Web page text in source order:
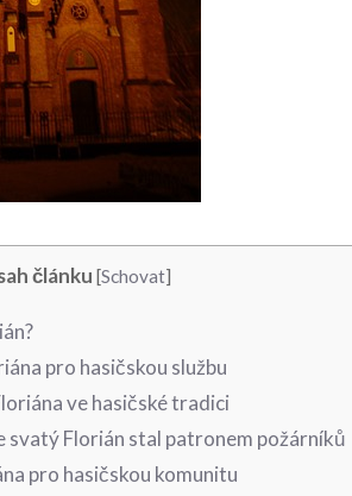
článku [Schovat]
‌pro hasičskou službu
ve hasičské tradici
svatý Florián⁤ stal patronem požárníků
pro hasičskou ⁣komunitu